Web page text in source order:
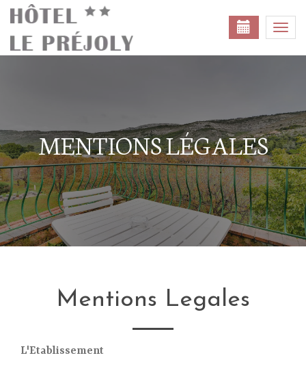
MENTIONS LÉGALES
Mentions Legales
L'Etablissement